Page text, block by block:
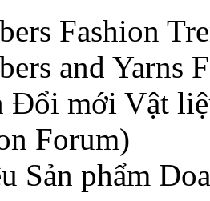
Fashion
and Yarns
Đổi mới Vật
Forum)
Sản phẩm